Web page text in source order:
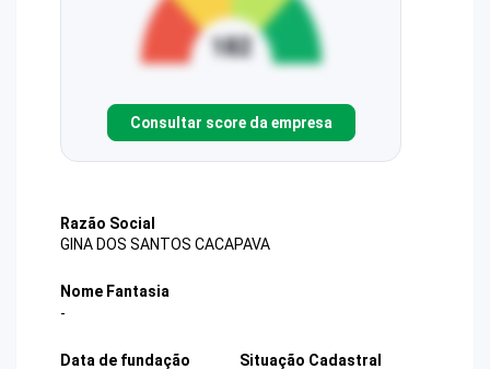
Consultar score da empresa
Razão Social
GINA DOS SANTOS CACAPAVA
Nome Fantasia
-
Data de fundação
Situação Cadastral